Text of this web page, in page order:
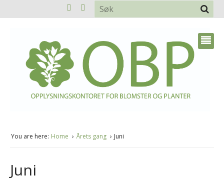
You are here: Home Årets gang Juni
Juni